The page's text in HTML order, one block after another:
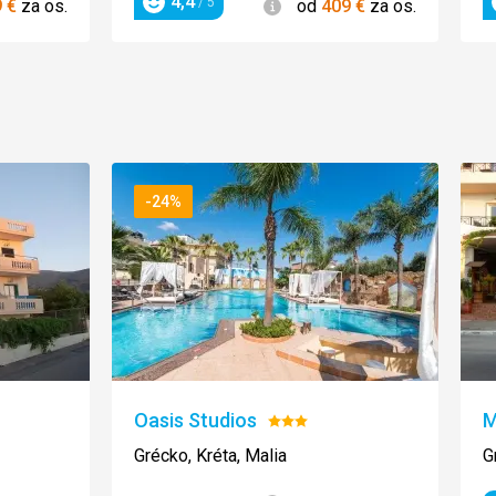
€ za os. Hodnotenie od 409 € za os.
-24%
Oasis Studios Hodnotenie:
3/5
Grécko, Kréta, Malia